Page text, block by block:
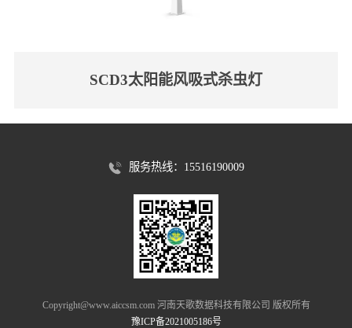
SCD3太阳能风吸式杀虫灯
服务热线：15516190009
Copyright@www.aiccsm.com 河南天歌数据科技有限公司 版权所有
豫ICP备2021005186号